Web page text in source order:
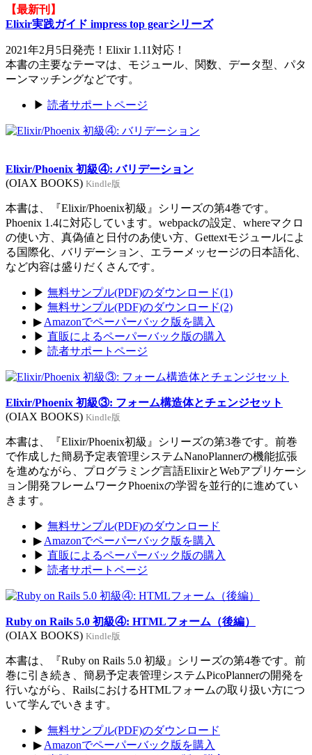
【最新刊】
Elixir実践ガイド impress top gearシリーズ
2021年2月5日発売！Elixir 1.11対応！
本書の主要なテーマは、モジュール、関数、データ型、パタ
ーンマッチングなどです。
▶ 読者サポートページ
Elixir/Phoenix 初級④: バリデーション
(OIAX BOOKS) Kindle版
本書は、『Elixir/Phoenix初級』シリーズの第4巻です。
Phoenix 1.4に対応しています。webpackの設定、whereマクロ
の使い方、真偽値と日付のあ使い方、Gettextモジュールによ
る国際化、バリデーション、エラーメッセージの日本語化、
など内容は盛りだくさんです。
▶ 無料サンプル(PDF)のダウンロード(1)
▶ 無料サンプル(PDF)のダウンロード(2)
▶ Amazonでペーパーバック版を購入
▶ 直販によるペーパーバック版の購入
▶ 読者サポートページ
Elixir/Phoenix 初級③: フォーム構造体とチェンジセット
(OIAX BOOKS) Kindle版
本書は、『Elixir/Phoenix初級』シリーズの第3巻です。前巻
で作成した簡易予定表管理システムNanoPlannerの機能拡張
を進めながら、プログラミング言語ElixirとWebアプリケーシ
ョン開発フレームワークPhoenixの学習を並行的に進めてい
きます。
▶ 無料サンプル(PDF)のダウンロード
▶ Amazonでペーパーバック版を購入
▶ 直販によるペーパーバック版の購入
▶ 読者サポートページ
Ruby on Rails 5.0 初級④: HTMLフォーム（後編）
(OIAX BOOKS) Kindle版
本書は、『Ruby on Rails 5.0 初級』シリーズの第4巻です。前
巻に引き続き、簡易予定表管理システムPicoPlannerの開発を
行いながら、RailsにおけるHTMLフォームの取り扱い方につ
いて学んでいきます。
▶ 無料サンプル(PDF)のダウンロード
▶ Amazonでペーパーバック版を購入